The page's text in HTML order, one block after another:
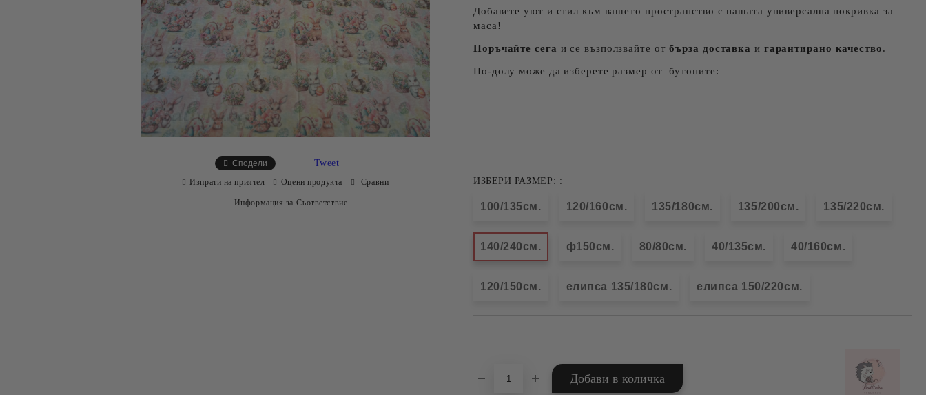
Добавете уют и стил към вашето пространство с нашата универсална покривка за
маса!
Поръчайте сега и се възползвайте отбърза доставка и гарантирано качество.
По-долу може да изберете размер от бутоните:
ИЗБЕРИ РАЗМЕР: :
100/135см. 120/160см. 135/180см. 135/200см. 135/220см.
140/240см. ф150см. 80/80см. 40/135см. 40/160см.
120/150см. елипса 135/180см. елипса 150/220см.
Сподели Tweet
Изпрати на приятел Оцени продукта Сравни
Информация за Съответствие